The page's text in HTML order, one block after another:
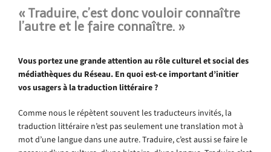
« Traduire, c’est donc vouloir connaître
l’autre et le faire connaître. »
Vous portez une grande attention au rôle culturel et social des
médiathèques du Réseau. En quoi est-ce important d’initier
vos usagers à la traduction littéraire ?
Comme nous le répètent souvent les traducteurs invités, la
traduction littéraire n’est pas seulement une translation mot à
mot d’une langue dans une autre. Traduire, c’est aussi se faire le